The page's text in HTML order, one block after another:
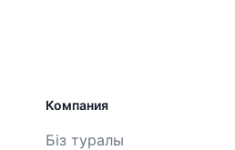
Компания
Біз туралы